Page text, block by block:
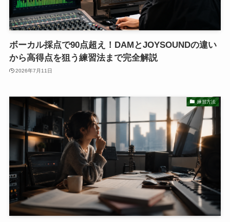
ボーカル採点で90点超え！DAMとJOYSOUNDの違い
から高得点を狙う練習法まで完全解説
2026年7月11日
練習方法